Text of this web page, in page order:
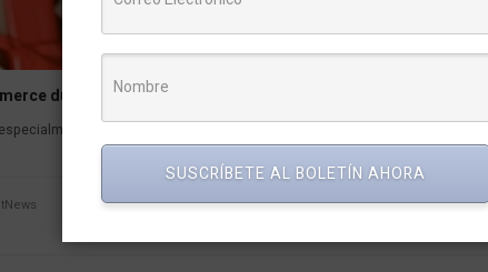
durante la Navidad
en la temporada navideña, cuando las compras en línea
SUSCRÍBETE AL BOLETÍN AHORA